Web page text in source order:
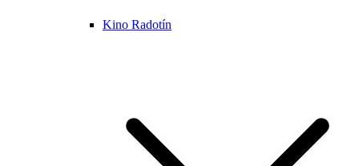
Kino Radotín